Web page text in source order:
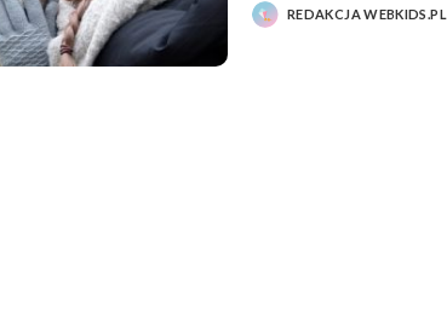
POSTED
BY
REDAKCJA WEBKIDS.PL